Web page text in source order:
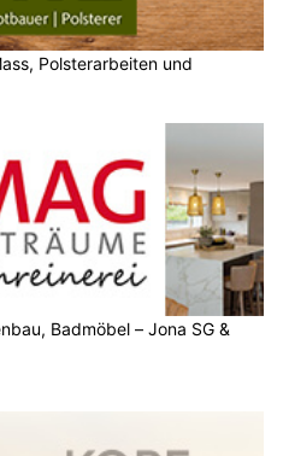
Polsterarbeiten und
Badmöbel – Jona SG &